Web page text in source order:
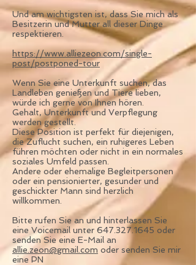
Und am wichtigsten ist, dass Sie mich als
Besitzerin und Mutter all dieser Dinge
respektieren.
https://www.alliezeon.com/single-
post/postponed-tour
Wenn Sie eine Unterkunft suchen, das
Landleben genießen und Tiere lieben,
würde ich gerne von Ihnen hören.
Gehalt, Unterkunft und Verpflegung
werden gestellt.
Diese Position ist perfekt für diejenigen,
die Zuflucht suchen, ein ruhigeres Leben
führen möchten oder nicht in ein normales
soziales Umfeld passen.
Andere oder ehemalige Begleitpersonen
oder ein pensionierter, gesunder und
geschickter Mann sind herzlich
willkommen.
Bitte rufen Sie an und hinterlassen Sie
eine Voicemail unter 647.327.1645 oder
senden Sie eine E-Mail an
allie.zeon@gmail.com oder senden Sie mir
eine PN